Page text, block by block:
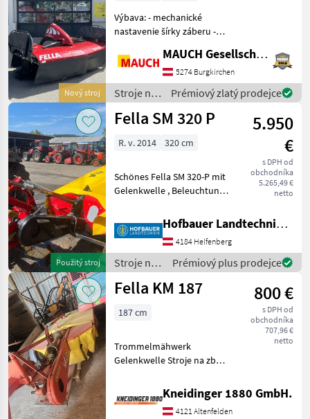
Nový stroj
Výbava: - mechanické
nastavenie šírky záberu -
riadkov - namontovaný
hnací hriadeľ - 4 kosiace
bubny - 3 nože na každý
bubon - pracovná ší
MAUCH Gesellschaft m.b.H. & Co.KG
5274 Burgkirchen
Stroje na
zber
objemových
Fella
Prémiový zlatý prodejce
Použitý stroj
Fella SM 320 P
5.950
€
s DPH od
obchodníka
5.265,49 €
netto
R. v. 2014 320 cm
Schönes Fella SM 320-P mit
Gelenkwelle , Beleuchtung
hinten am Balken , ... Sofort
Verfügbar !!! Kardánovyý
hriadeľ: Kotúče, Pohon
skúšobný
Hofbauer Landtechnik GmbH
4184 Helfenberg
Stroje na
zber
objemových
Fella
Prémiový plus prodejce
Fella KM 187 800 €
s DPH od
obchodníka
707,96 €
netto
187 cm
Trommelmähwerk
Gelenkwelle Stroje na zber
Kneidinger 1880 GmbH.
4121 Altenfelden